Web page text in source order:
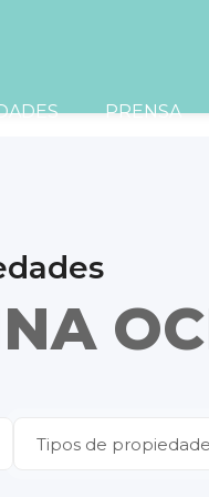
PRENSA
Tipos de